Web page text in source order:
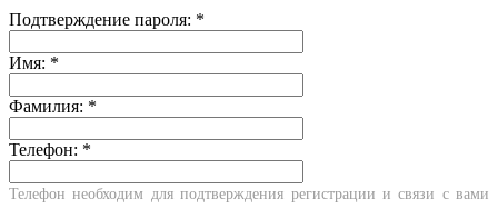
Подтверждение пароля: *
Имя: *
Фамилия: *
Телефон: *
Телефон необходим для подтверждения регистрации и связи с вами